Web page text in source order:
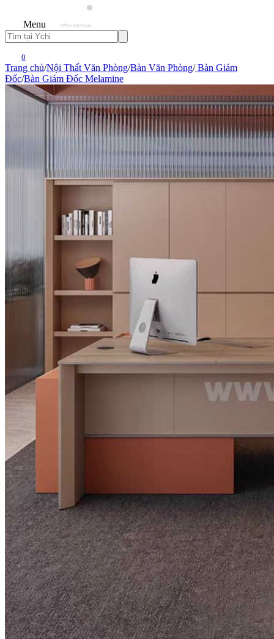
Menu
0
Trang chủ/Nội Thất Văn Phòng/Bàn Văn Phòng/Bàn Giám
Đốc/Bàn Giám Đốc Melamine